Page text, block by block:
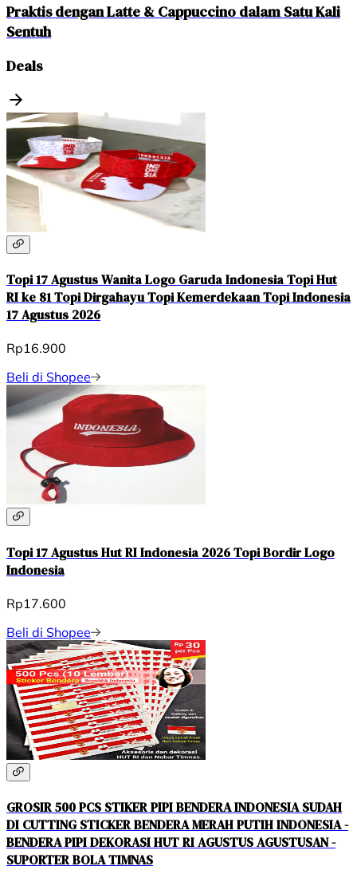
Praktis dengan Latte & Cappuccino dalam Satu Kali
Sentuh
Deals
Topi 17 Agustus Wanita Logo Garuda Indonesia Topi Hut
RI ke 81 Topi Dirgahayu Topi Kemerdekaan Topi Indonesia
17 Agustus 2026
Rp16.900
Beli di Shopee
Topi 17 Agustus Hut RI Indonesia 2026 Topi Bordir Logo
Indonesia
Rp17.600
Beli di Shopee
GROSIR 500 PCS STIKER PIPI BENDERA INDONESIA SUDAH
DI CUTTING STICKER BENDERA MERAH PUTIH INDONESIA -
BENDERA PIPI DEKORASI HUT RI AGUSTUS AGUSTUSAN -
SUPORTER BOLA TIMNAS